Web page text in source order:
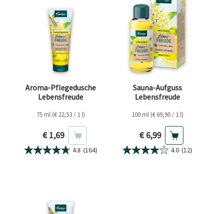
Aroma-Pflegedusche
Lebensfreude
75 ml (€ 22,53 / 1 l)
Aktueller Preis
€ 1,69
4.8 (164)
Sauna-Aufguss
Lebensfreude
100 ml (€ 69,90 / 1 l)
Aktueller Preis
€ 6,99
4.0 (12)